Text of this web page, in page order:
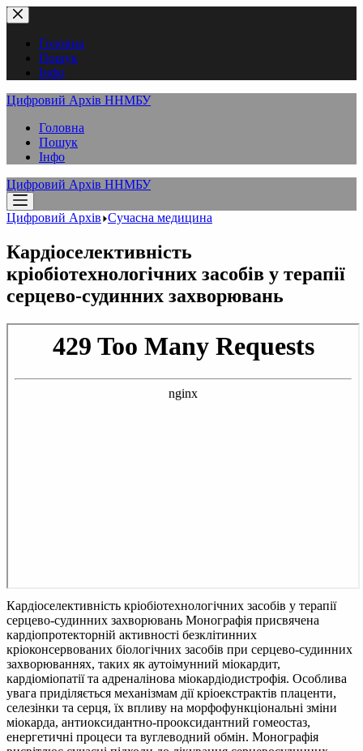
Перейти
до
вмістуГоловна
Пошук
Інфо
Цифровий Архів ННМБУ
Головна
Пошук
Інфо
Цифровий Архів ННМБУ
Цифровий Архів Сучасна медицина
Кардіоселективність
кріобіотехнологічних засобів у терапії
серцево-судинних захворювань
Кардіоселективність кріобіотехнологічних засобів у терапії
серцево-судинних захворювань Монографія присвячена
кардіопротекторній активності безклітинних
кріоконсервованих біологічних засобів при серцево-судинних
захворюваннях, таких як аутоімунний міокардит,
кардіоміопатії та адреналінова міокардіодистрофія. Особлива
увага приділяється механізмам дії кріоекстрактів плаценти,
селезінки та серця, їх впливу на морфофункціональні зміни
міокарда, антиоксидантно-прооксидантний гомеостаз,
енергетичні процеси та вуглеводний обмін. Монографія